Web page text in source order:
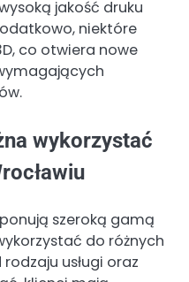
jakość druku
niektóre
co otwiera nowe
wykorzystać
szeroką gamą
do różnych
usługi oraz